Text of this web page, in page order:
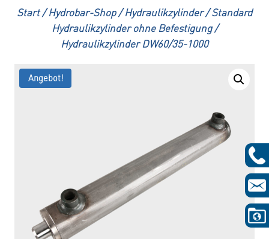
Start / Hydrobar-Shop / Hydraulikzylinder / Standard
Hydraulikzylinder ohne Befestigung /
Hydraulikzylinder DW60/35-1000
Angebot!